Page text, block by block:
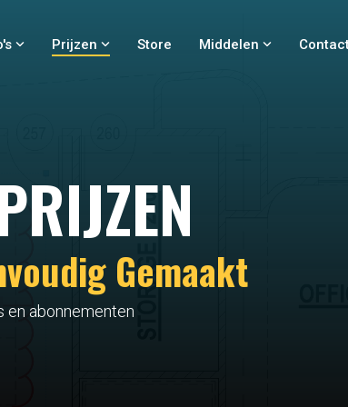
Prijzen Store Middelen
Gemaakt
en abonnementen